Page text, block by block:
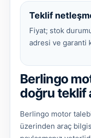
Teklif
Fiyat; stok
adresi ve garanti
Berlingo
doğru teklif
Berlingo motor
üzerinden araç